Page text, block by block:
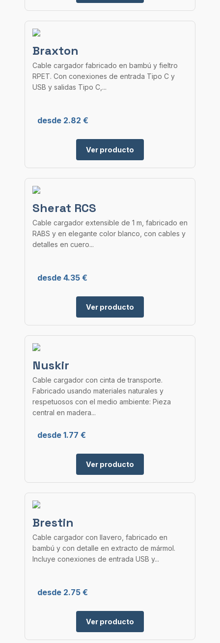
Braxton
Cable cargador fabricado en bambú y fieltro
RPET. Con conexiones de entrada Tipo C y
USB y salidas Tipo C,...
desde 2.82 €
Ver producto
Sherat RCS
Cable cargador extensible de 1 m, fabricado en
RABS y en elegante color blanco, con cables y
detalles en cuero...
desde 4.35 €
Ver producto
Nuskir
Cable cargador con cinta de transporte.
Fabricado usando materiales naturales y
respetuosos con el medio ambiente: Pieza
central en madera...
desde 1.77 €
Ver producto
Brestin
Cable cargador con llavero, fabricado en
bambú y con detalle en extracto de mármol.
Incluye conexiones de entrada USB y...
desde 2.75 €
Ver producto